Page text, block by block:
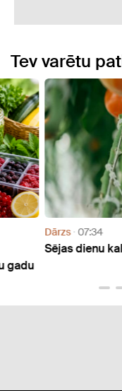
Tev varētu
Dārzs 07:34
Sējas dienu